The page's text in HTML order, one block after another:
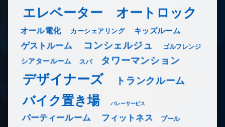
エレベーター オートロック
オール電化 カーシェアリング キッズルーム
ゲストルーム コンシェルジュ ゴルフレンジ
シアタールーム スパ タワーマンション
デザイナーズ トランクルーム
バイク置き場 バレーサービス
パーティールーム フィットネス プール